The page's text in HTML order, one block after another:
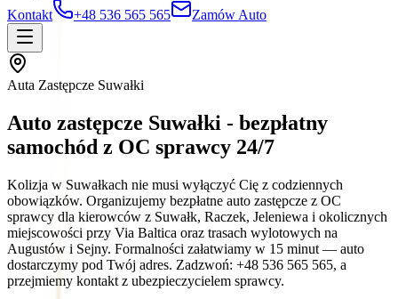
Kontakt
+48 536 565 565 Zamów Auto
Auta Zastępcze Suwałki
Auto zastępcze Suwałki - bezpłatny
samochód z OC sprawcy 24/7
Kolizja w Suwałkach nie musi wyłączyć Cię z codziennych
obowiązków. Organizujemy bezpłatne auto zastępcze z OC
sprawcy dla kierowców z Suwałk, Raczek, Jeleniewa i okolicznych
miejscowości przy Via Baltica oraz trasach wylotowych na
Augustów i Sejny. Formalności załatwiamy w 15 minut — auto
dostarczymy pod Twój adres. Zadzwoń: +48 536 565 565, a
przejmiemy kontakt z ubezpieczycielem sprawcy.